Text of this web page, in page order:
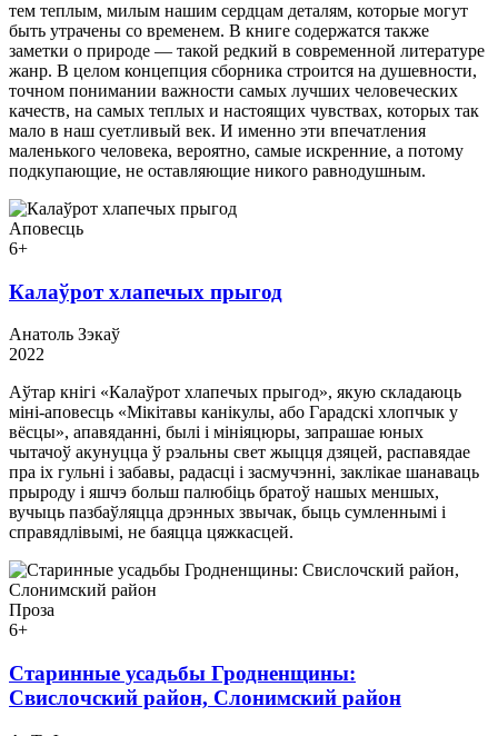
тем теплым, милым нашим сердцам деталям, которые могут
быть утрачены со временем. В книге содержатся также
заметки о природе — такой редкий в современной литературе
жанр. В целом концепция сборника строится на душевности,
точном понимании важности самых лучших человеческих
качеств, на самых теплых и настоящих чувствах, которых так
мало в наш суетливый век. И именно эти впечатления
маленького человека, вероятно, самые искренние, а потому
подкупающие, не оставляющие никого равнодушным.
Аповесць
6+
Калаўрот хлапечых прыгод
Анатоль Зэкаў
2022
Аўтар кнігі «Калаўрот хлапечых прыгод», якую складаюць
міні-аповесць «Мікітавы канікулы, або Гарадскі хлопчык у
вёсцы», апавяданні, былі і мініяцюры, запрашае юных
чытачоў акунуцца ў рэальны свет жыцця дзяцей, распавядае
пра іх гульні і забавы, радасці і засмучэнні, заклікае шанаваць
прыроду і яшчэ больш палюбіць братоў нашых меншых,
вучыць пазбаўляцца дрэнных звычак, быць сумленнымі і
справядлівымі, не баяцца цяжкасцей.
Проза
6+
Старинные усадьбы Гродненщины:
Свислочский район, Слонимский район